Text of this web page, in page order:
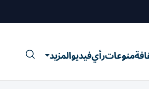
منوعاترأيفيديوالمزيد